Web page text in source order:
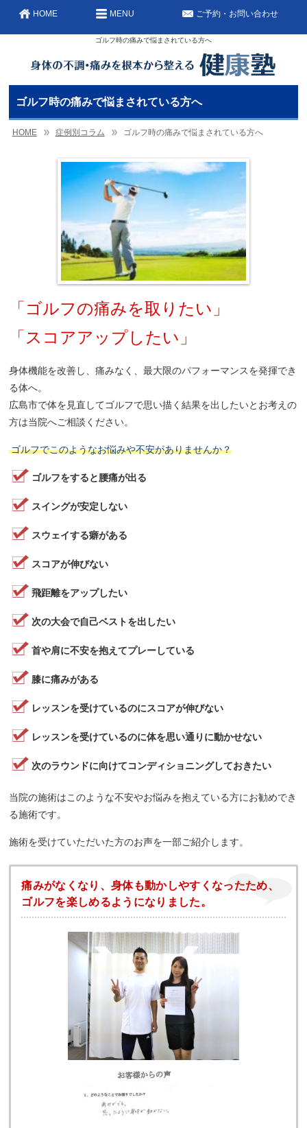
ゴルフ時の痛みで悩まされている方へ
HOME ご予約・お問い合わせ
MENU
ゴルフ時の痛みで悩まされている方へ
HOME 症例別コラム ゴルフ時の痛みで悩まされている方へ
「ゴルフの痛みを取りたい」
「スコアアップしたい」
身体機能を改善し、痛みなく、最大限のパフォーマンスを発揮でき
る体へ。
広島市で体を見直してゴルフで思い描く結果を出したいとお考えの
方は当院へご相談ください。
ゴルフでこのようなお悩みや不安がありませんか？
ゴルフをすると腰痛が出る
スイングが安定しない
スウェイする癖がある
スコアが伸びない
飛距離をアップしたい
次の大会で自己ベストを出したい
首や肩に不安を抱えてプレーしている
膝に痛みがある
レッスンを受けているのにスコアが伸びない
レッスンを受けているのに体を思い通りに動かせない
次のラウンドに向けてコンディショニングしておきたい
当院の施術はこのような不安やお悩みを抱えている方にお勧めでき
る施術です。
施術を受けていただいた方のお声を一部ご紹介します。
痛みがなくなり、身体も動かしやすくなったため、
ゴルフを楽しめるようになりました。